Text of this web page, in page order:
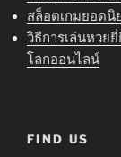
สล็อตเกมยอดนิ
วิธีการเล่นหวย
โลกออนไลน์
FIND US